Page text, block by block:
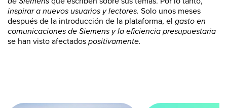
inspirar a nuevos usuarios y lectores. Solo unos meses
después de la introducción de la plataforma, el gasto en
comunicaciones de Siemens y la eficiencia presupuestaria
se han visto afectadospositivamente.